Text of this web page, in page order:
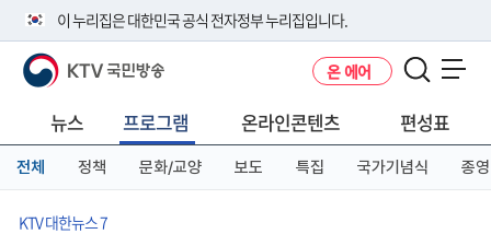
이 누리집은 대한민국 공식 전자정부 누리집입니다.
공식 누리집 주소 확인하기
니다.
이밖에 or.kr 또는 .kr등 다른 도메인 주소를 사용하고 있다면 아래 URL에
서 도메인 주소를 확인해 보세요
KTV 국민방송 온 에어
뉴스 프로그램 온라인콘텐츠 편성표
전체 정책 문화/교양 보도 특집 국가기념식 종영
KTV 대한뉴스 7